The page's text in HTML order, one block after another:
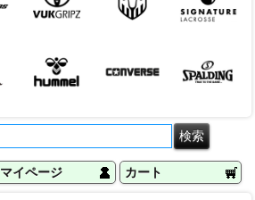
マイページ カート